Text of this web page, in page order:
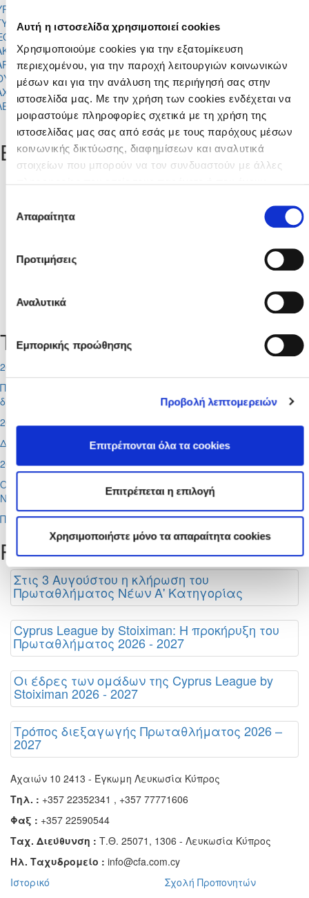
Αυτή η ιστοσελίδα χρησιμοποιεί cookies
Χρησιμοποιούμε cookies για την εξατομίκευση
περιεχομένου, για την παροχή λειτουργιών κοινωνικών
μέσων και για την ανάλυση της περιήγησή σας στην
ιστοσελίδα μας. Με την χρήση των cookies ενδέχεται να
μοιραστούμε πληροφορίες σχετικά με τη χρήση της
ιστοσελίδας μας σας από εσάς με τους παρόχους μέσων
κοινωνικής δικτύωσης, διαφημίσεων και αναλυτικά
στοιχείων που μπορούν να τον συνδυαστούν με άλλες
Μπορείτε να μάθετε περισσότερα σχετικά με την χρήση
των Cookies διαβάζοντας την Πολιτική Cookies κάνοντας
συγκατάθεσης
Απαραίτητα
Προτιμήσεις
Αναλυτικά
Εμπορικής προώθησης
Προβολή λεπτομερειών
Επιτρέπονται όλα τα cookies
Επιτρέπεται η επιλογή
Χρησιμοποιήστε μόνο τα απαραίτητα cookies
2 0 2 0 0 1 0
ΕΛ ΚΕΒΒΕ
0 0 0
ΤΣΙΤΣΟΣ 2 0 2 1 0 1 0 80
Ειδήσεις
Μέχρι
Τελευταία Νέα
2026-08-07
Ποδοσφαιριστές μπορούν να εγγράφονται στα μητρώα
διαιτητών (κανονισμοί και προϋποθέσεις)
2026-08-06
Διαιτητές φιλικών αγώνων
2026-08-05
Οι προπονητές των Εθνικών Ομάδων Γυναικών, Futsal και
Νεανίδων Κ-19
Περισσότερα
Popular
Στις 3 Αυγούστου η κλήρωση του
Πρωταθλήματος Νέων Α' Κατηγορίας
Cyprus League by Stoiximan: Η προκήρυξη του
Πρωταθλήματος 2026 - 2027
Οι έδρες των ομάδων της Cyprus League by
Stoiximan 2026 - 2027
Τρόπος διεξαγωγής Πρωταθλήματος 2026 –
2027
Αχαιών 10 2413 - Έγκωμη Λευκωσία Κύπρος
Τηλ. : +357 22352341 , +357 77771606
Φαξ : +357 22590544
Ταχ. Διεύθυνση : Τ.Θ. 25071, 1306 - Λευκωσία Κύπρος
Ηλ. Ταχυδρομείο : info@cfa.com.cy
Ιστορικό
Σχολή Προπονητών